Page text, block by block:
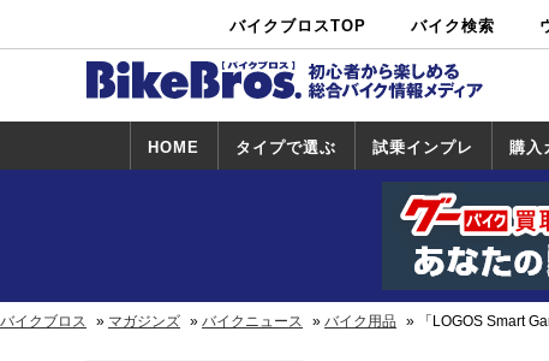
バイクブロスTOP バイク検索
中古バイ
ク・新車検
カタログ検
索
ショップ検
索
HOME タイプで選ぶ 試乗インプレ
試乗インプレ
一覧
ホンダ
ヤマハ
スズキ
カワサキ
ハーレー
BMW
トライアンフ
ドゥカティ
購入
一覧
バイクブロス マガジンズ バイクニュース バイク用品 「LOGOS Smart